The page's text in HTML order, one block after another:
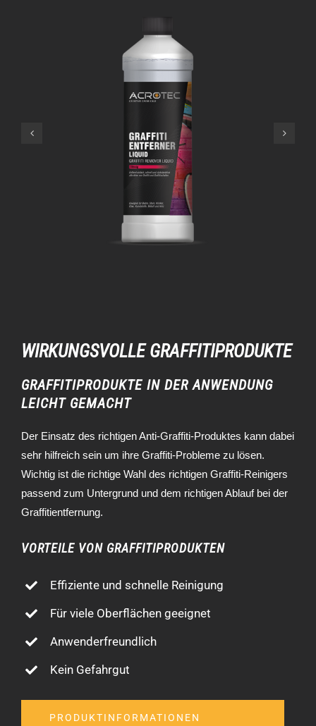
WIRKUNGSVOLLE GRAFFITIPRODUKTE
GRAFFITIPRODUKTE IN DER ANWENDUNG
LEICHT GEMACHT
Der Einsatz des richtigen Anti-Graffiti-Produktes kann dabei
sehr hilfreich sein um ihre Graffiti-Probleme zu lösen.
Wichtig ist die richtige Wahl des richtigen Graffiti-Reinigers
passend zum Untergrund und dem richtigen Ablauf bei der
Graffitientfernung.
VORTEILE VON GRAFFITIPRODUKTEN
Effiziente und schnelle Reinigung
Für viele Oberflächen geeignet
Anwenderfreundlich
Kein Gefahrgut
PRODUKTINFORMATIONEN